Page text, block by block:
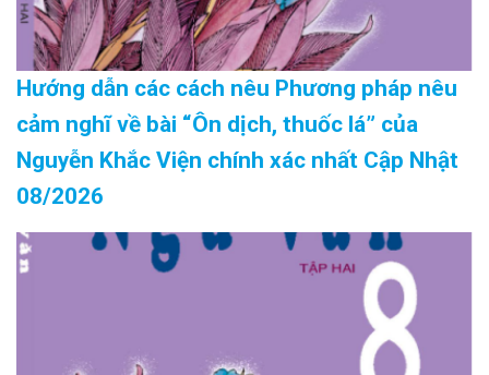
Hướng dẫn các cách nêu Phương pháp nêu
cảm nghĩ về bài “Ôn dịch, thuốc lá” của
Nguyễn Khắc Viện chính xác nhất Cập Nhật
08/2026